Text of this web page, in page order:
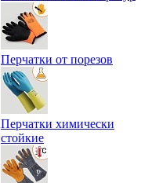
Перчатки от порезов
Перчатки химически
стойкие